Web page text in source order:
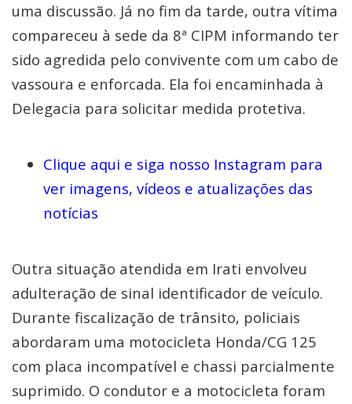
uma discussão. Já no fim da tarde, outra vítima
compareceu à sede da 8ª CIPM informando ter
sido agredida pelo convivente com um cabo de
vassoura e enforcada. Ela foi encaminhada à
Delegacia para solicitar medida protetiva.
Clique aqui e siga nosso Instagram para
ver imagens, vídeos e atualizações das
notícias
Outra situação atendida em Irati envolveu
adulteração de sinal identificador de veículo.
Durante fiscalização de trânsito, policiais
abordaram uma motocicleta Honda/CG 125
com placa incompatível e chassi parcialmente
suprimido. O condutor e a motocicleta foram